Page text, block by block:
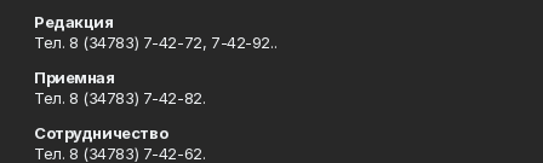
Редакция
Тел. 8 (34783) 7-42-72, 7-42-92..
Приемная
Тел. 8 (34783) 7-42-82.
Сотрудничество
Тел. 8 (34783) 7-42-62.